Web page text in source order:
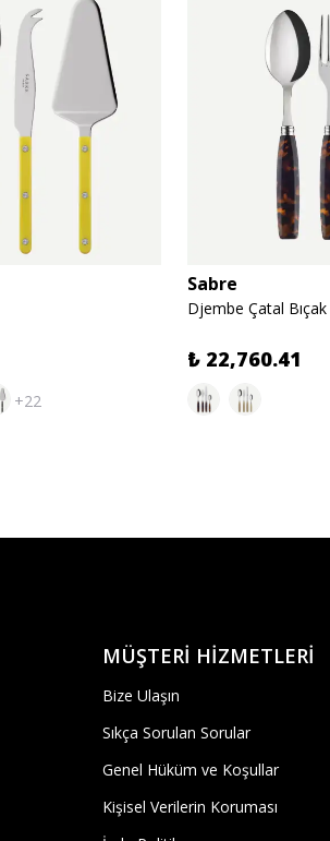
+22
Sabre
Djembe Çatal Bıçak
₺ 22,760.41
MÜŞTERİ HİZMETLERİ
Bize Ulaşın
Sıkça Sorulan Sorular
Genel Hüküm ve Koşullar
Kişisel Verilerin Koruması